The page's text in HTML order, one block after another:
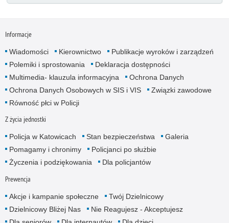
Informacje
Wiadomości Kierownictwo
Publikacje wyroków i zarządzeń
Polemiki i sprostowania
Deklaracja dostępności
Multimedia- klauzula informacyjna
Ochrona Danych
Ochrona Danych Osobowych w SIS i VIS
Związki zawodowe
Równość płci w Policji
Z życia jednostki
Policja w Katowicach Stan bezpieczeństwa
Galeria
Pomagamy i chronimy
Policjanci po służbie
Życzenia i podziękowania
Dla policjantów
Prewencja
Akcje i kampanie społeczne
Twój Dzielnicowy
Dzielnicowy Bliżej Nas
Nie Reagujesz - Akceptujesz